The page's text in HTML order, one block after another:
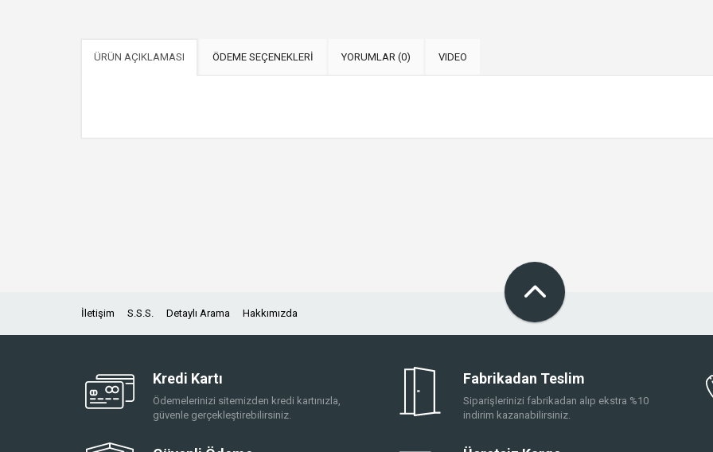
ÜRÜN AÇIKLAMASI ÖDEME SEÇENEKLERİ YORUMLAR (0) VIDEO
İletişim S.S.S. Detaylı Arama Hakkımızda
Kredi Kartı
Ödemelerinizi sitemizden kredi kartınızla,
güvenle gerçekleştirebilirsiniz.
Fabrikadan Teslim
Siparişlerinizi fabrikadan alıp ekstra %10
indirim kazanabilirsiniz.